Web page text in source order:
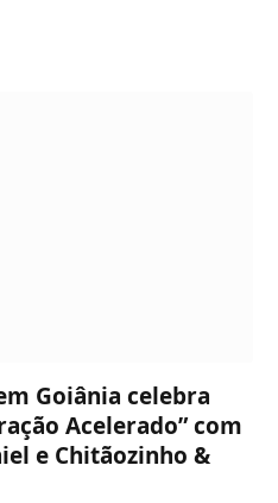
Goiânia celebra
Acelerado” com
e Chitãozinho &